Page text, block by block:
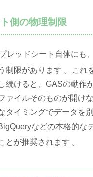
側の物理制限
レッドシート自体にも
制限があります 。これ
続けると、GASの動作
ァイルそのものが開け
タイミングでデータを
などの本格的な
とが推奨されます 。